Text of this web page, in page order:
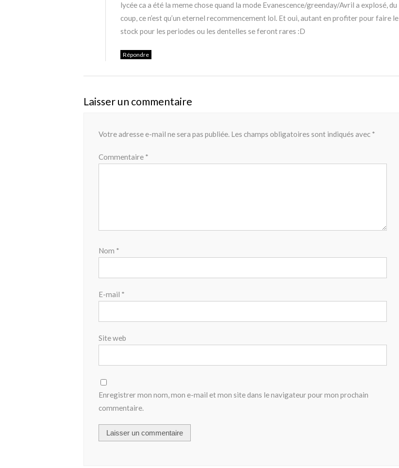
lycée ca a été la meme chose quand la mode Evanescence/greenday/Avril a explosé, du
coup, ce n’est qu’un eternel recommencement lol. Et oui, autant en profiter pour faire le
stock pour les periodes ou les dentelles se feront rares :D
Répondre
Laisser un commentaire
Votre adresse e-mail ne sera pas publiée. Les champs obligatoires sont indiqués avec *
Commentaire *
Nom *
E-mail *
Site web
Enregistrer mon nom, mon e-mail et mon site dans le navigateur pour mon prochain
commentaire.